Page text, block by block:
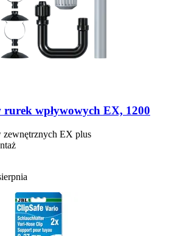
rurek wpływowych EX, 1200
EX plus